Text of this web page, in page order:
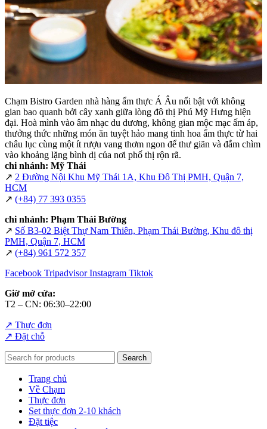
Chạm Bistro Garden nhà hàng ẩm thực Á Âu nổi bật với không
gian bao quanh bởi cây xanh giữa lòng đô thị Phú Mỹ Hưng hiện
đại. Hoà mình vào âm nhạc du dương, không gian mộc mạc ấm áp,
thưởng thức những món ăn tuyệt hảo mang tinh hoa ẩm thực từ hai
châu lục cùng một ít rượu vang thơm ngon để thư giãn và đắm chìm
vào khoảng lặng bình dị của nơi phố thị rộn rã.
chi nhánh: Mỹ Thái
↗ 2 Đường Nội Khu Mỹ Thái 1A, Khu Đô Thị PMH, Quận 7,
HCM
↗ (+84) 77 393 0355
chi nhánh: Phạm Thái Bường
↗ Số B3-02 Biệt Thự Nam Thiên, Phạm Thái Bường, Khu đô thị
PMH, Quận 7, HCM
↗ (+84) 961 572 357
Facebook Tripadvisor Instagram Tiktok
Giờ mở cửa:
T2 – CN: 06:30–22:00
↗ Thực đơn
↗ Đặt chỗ
Search
Trang chủ
Về Chạm
Thực đơn
Set thực đơn 2-10 khách
Đặt tiệc